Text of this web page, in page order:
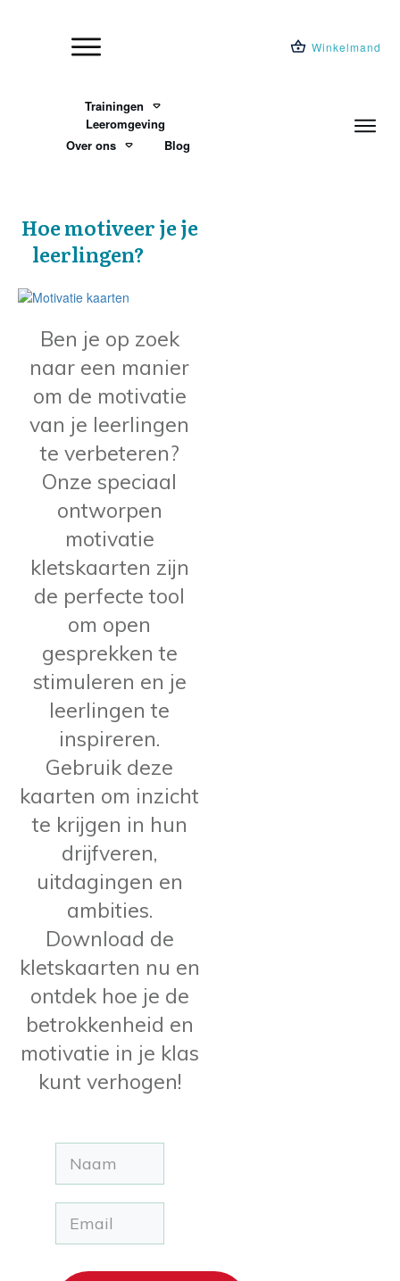
Winkelmand
Trainingen
Leeromgeving
Over ons
Blog
Hoe motiveer je je
leerlingen?
Ben je op zoek
naar een manier
om de motivatie
van je leerlingen
te verbeteren?
Onze speciaal
ontworpen
motivatie
kletskaarten zijn
de perfecte tool
om open
gesprekken te
stimuleren en je
leerlingen te
inspireren.
Gebruik deze
kaarten om inzicht
te krijgen in hun
drijfveren,
uitdagingen en
ambities.
Download de
kletskaarten nu en
ontdek hoe je de
betrokkenheid en
motivatie in je klas
kunt verhogen!